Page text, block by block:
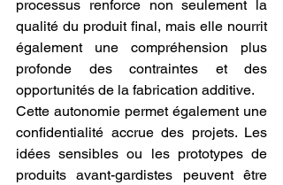
processus renforce non seulement la
qualité du produit final, mais elle nourrit
également une compréhension plus
profonde des contraintes et des
opportunités de la fabrication additive.
Cette autonomie permet également une
confidentialité accrue des projets. Les
idées sensibles ou les prototypes de
produits avant-gardistes peuvent être